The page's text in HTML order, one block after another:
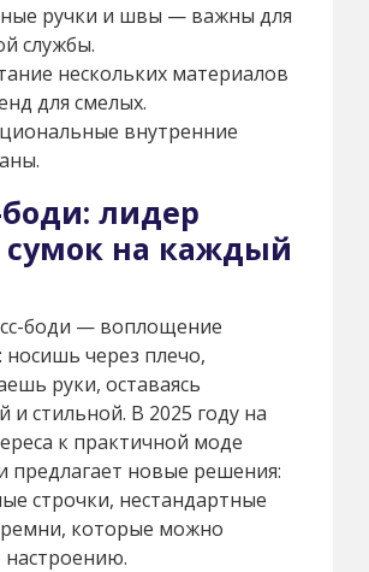
ручки и швы — важны для
службы.
нескольких материалов
для смелых.
внутренние
боди: лидер
сумок на каждый
боди — воплощение
через плечо,
руки, оставаясь
и стильной. В 2025 году на
к практичной моде
предлагает новые решения:
строчки, нестандартные
ремни, которые можно